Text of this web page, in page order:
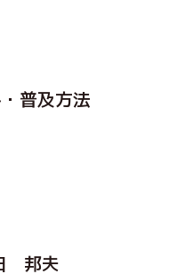
普及方法
邦夫